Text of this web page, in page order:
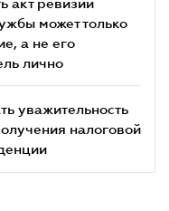
может только
а не его
лично
уважительность
налоговой